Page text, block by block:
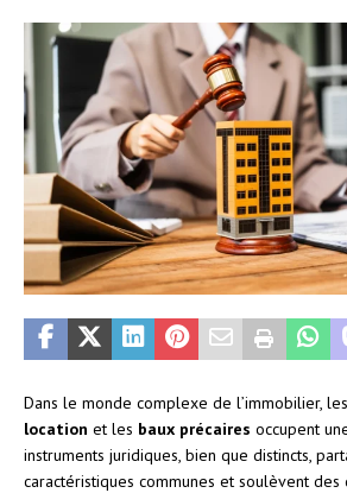
Dans le monde complexe de l’immobilier, les
location et les baux précaires occupent
instruments juridiques, bien que distincts,
caractéristiques communes et soulèvent des